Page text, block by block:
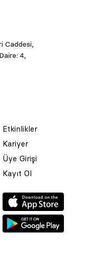
Caddesi,
4,
Etkinlikler
Kariyer
Üye Girişi
Kayıt Ol